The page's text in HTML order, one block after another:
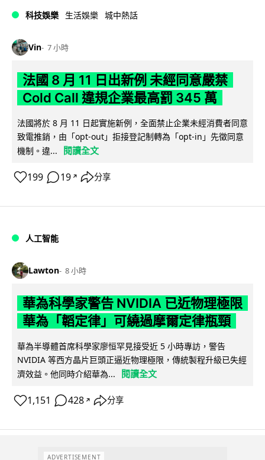
科技娛樂 生活娛樂 城中熱話
Vin 7 小時
法國 8 月 11 日出新例 未經同意嚴禁
Cold Call 違規企業最高罰 345 萬
法國將於 8 月 11 日起實施新例，全面禁止企業未經消費者同意
致電推銷，由「opt-out」拒接登記制轉為「opt-in」先徵同意
機制。違...
閱讀全文
199 19 ↗ 分享
人工智能
Lawton 8 小時
華為科學家警告 NVIDIA 已近物理極限
華為「韜定律」可繞過摩爾定律瓶頸
華為半導體首席科學家廖恒罕見接受近 5 小時專訪，警告
NVIDIA 等西方晶片巨頭正逼近物理極限，傳統製程升級已失經
濟效益。他同時介紹華為...
閱讀全文
1,151 428 ↗ 分享
ADVERTISEMENT